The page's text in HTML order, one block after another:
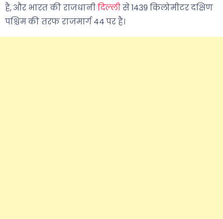
है, और भारत की राजधानीदिल्लीसे 1439 किलोमीटर दक्षिण
पश्चिम की तरफ राजमार्ग 44 पर है।